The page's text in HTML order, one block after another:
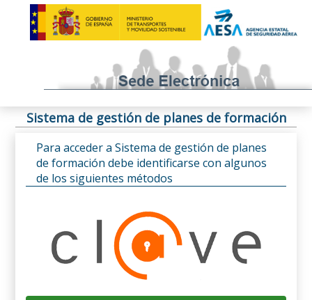
Sistema de gestión de planes de formación
Para acceder a Sistema de gestión de planes
de formación debe identificarse con algunos
de los siguientes métodos